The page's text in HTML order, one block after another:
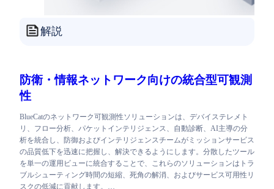
解説
防衛・情報ネットワーク向けの統合型可観測
性
BlueCatのネットワーク可観測性ソリューションは、デバイステレメト
リ、フロー分析、パケットインテリジェンス、自動診断、AI主導の分
析を統合し、防御およびインテリジェンスチームがミッションサービス
の品質低下を迅速に把握し、解決できるようにします。分散したツール
を単一の運用ビューに統合することで、これらのソリューションはトラ
ブルシューティング時間の短縮、死角の解消、およびサービス可用性リ
スクの低減に貢献します。…